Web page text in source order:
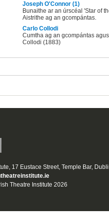
Joseph O'Connor (1)
Bunaithe ar an úrscéal 'Star of
Aistrithe ag an gcompántas.
Carlo Collodi
Cumtha ag an gcompántas
Collodi (1883)
17 Eustace Street, Temple Bar,
Theatre Institute 2026